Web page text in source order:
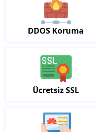
DDOS Koruma
Ücretsiz SSL